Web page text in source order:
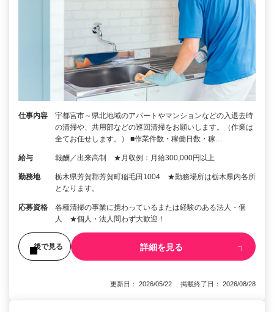
仕事内容
宇都宮市～県北地域のアパートやマンションなどの入退去時
の清掃や、共用部などの巡回清掃をお願いします。（作業は
全てお任せします。） ■作業件数・稼働日数・稼…
給与 報酬／出来高制 ★月収例：月給300,000円以上
勤務地
栃木県芳賀郡芳賀町稲毛田1004 ★勤務場所は栃木県内各所
となります。
応募資格
各種清掃の事業に携わっているまたは経験のある法人・個
人 ★個人・法人問わず大歓迎！
後で見る 詳細を見る
更新日： 2026/05/22 掲載終了日： 2026/08/28